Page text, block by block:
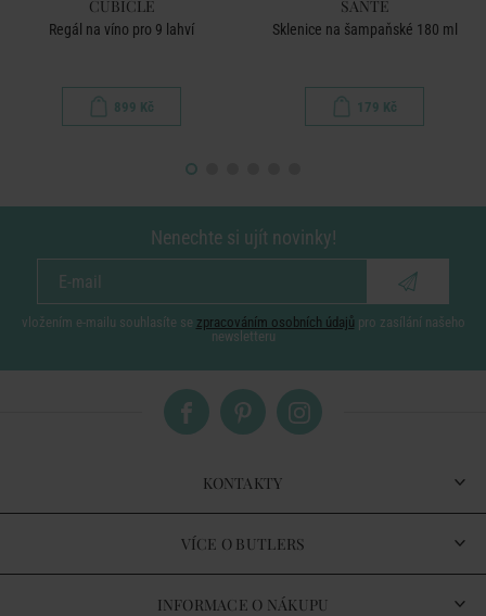
CUBICLE
Regál na víno pro 9 lahví
899 Kč
SANTE
Sklenice na šampaňské 180 ml
179 Kč
Nenechte si ujít novinky!
vložením e-mailu souhlasíte se zpracováním osobních údajů pro zasílání našeho
newsletteru
KONTAKTY
VÍCE O BUTLERS
INFORMACE O NÁKUPU